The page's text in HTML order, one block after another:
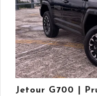
Jetour G700 |